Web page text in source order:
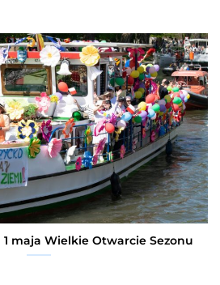
maja Wielkie Otwarcie Sezonu